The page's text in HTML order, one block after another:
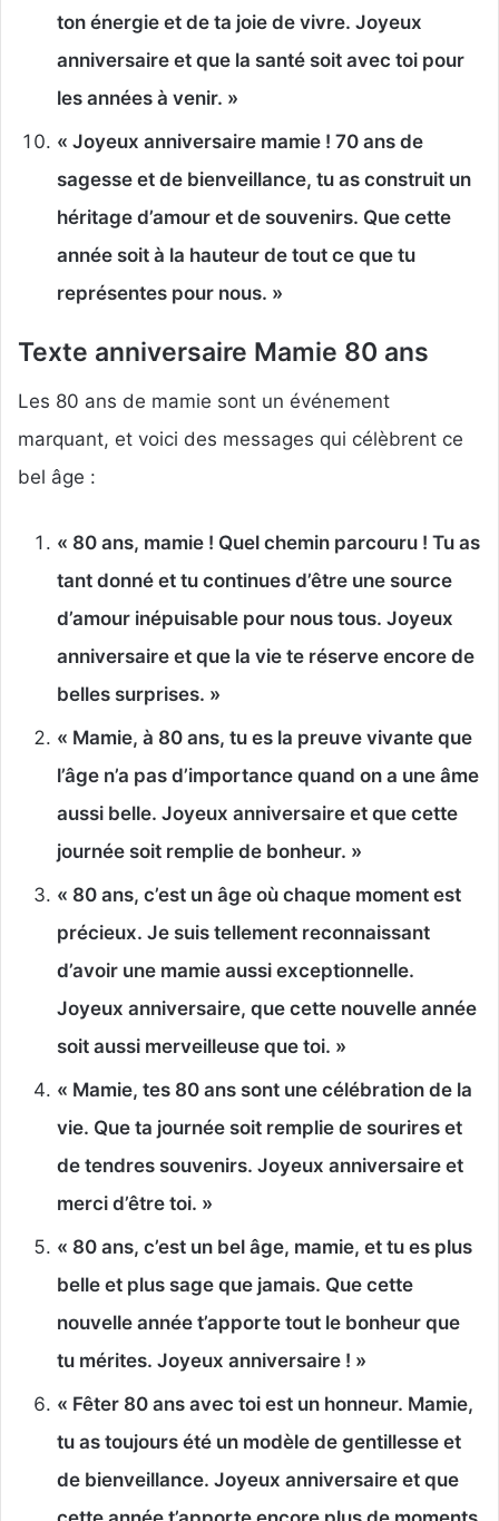
ton énergie et de ta joie de vivre. Joyeux
anniversaire et que la santé soit avec toi pour
les années à venir. »
« Joyeux anniversaire mamie ! 70 ans de
sagesse et de bienveillance, tu as construit un
héritage d’amour et de souvenirs. Que cette
année soit à la hauteur de tout ce que tu
représentes pour nous. »
Texte anniversaire Mamie 80 ans
Les 80 ans de mamie sont un événement
marquant, et voici des messages qui célèbrent ce
bel âge :
« 80 ans, mamie ! Quel chemin parcouru ! Tu as
tant donné et tu continues d’être une source
d’amour inépuisable pour nous tous. Joyeux
anniversaire et que la vie te réserve encore de
belles surprises. »
« Mamie, à 80 ans, tu es la preuve vivante que
l’âge n’a pas d’importance quand on a une âme
aussi belle. Joyeux anniversaire et que cette
journée soit remplie de bonheur. »
« 80 ans, c’est un âge où chaque moment est
précieux. Je suis tellement reconnaissant
d’avoir une mamie aussi exceptionnelle.
Joyeux anniversaire, que cette nouvelle année
soit aussi merveilleuse que toi. »
« Mamie, tes 80 ans sont une célébration de la
vie. Que ta journée soit remplie de sourires et
de tendres souvenirs. Joyeux anniversaire et
merci d’être toi. »
« 80 ans, c’est un bel âge, mamie, et tu es plus
belle et plus sage que jamais. Que cette
nouvelle année t’apporte tout le bonheur que
tu mérites. Joyeux anniversaire ! »
« Fêter 80 ans avec toi est un honneur. Mamie,
tu as toujours été un modèle de gentillesse et
de bienveillance. Joyeux anniversaire et que